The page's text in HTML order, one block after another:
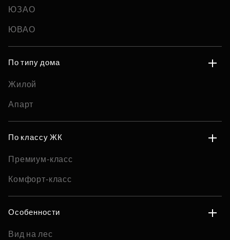
ЮЗАО
ЮВАО
По типу дома
Жилой
Апарт
По классу ЖК
Премиум-класс
Комфорт-класс
Особенности
Вид на лес